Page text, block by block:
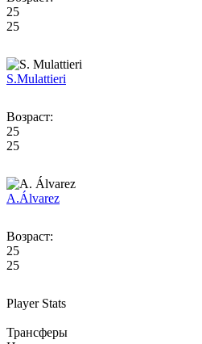
25
25
S.Mulattieri
Возраст:
25
25
A.Álvarez
Возраст:
25
25
Player Stats
Трансферы